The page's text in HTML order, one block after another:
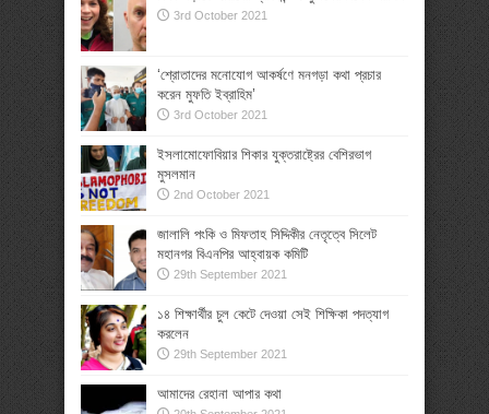
3rd October 2021
‘শ্রোতাদের মনোযোগ আকর্ষণে মনগড়া কথা প্রচার
করেন মুফতি ইব্রাহিম’
3rd October 2021
ইসলামোফোবিয়ার শিকার যুক্তরাষ্ট্রের বেশিরভাগ
মুসলমান
2nd October 2021
জালালি পংকি ও মিফতাহ সিদ্দিকীর নেতৃত্বে সিলেট
মহানগর বিএনপির আহ্বায়ক কমিটি
29th September 2021
১৪ শিক্ষার্থীর চুল কেটে দেওয়া সেই শিক্ষিকা পদত্যাগ
করলেন
29th September 2021
আমাদের রেহানা আপার কথা